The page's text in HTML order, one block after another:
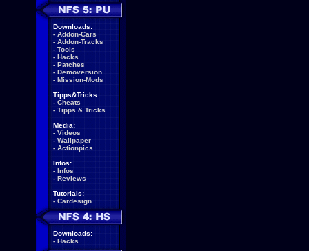
Downloads:
- Addon-Cars
- Addon-Tracks
- Tools
- Hacks
- Patches
- Demoversion
- Mission-Mods
Tipps&Tricks:
- Cheats
- Tipps & Tricks
Media:
- Videos
- Wallpaper
- Actionpics
Infos:
- Infos
- Reviews
Tutorials:
- Cardesign
Downloads:
- Hacks